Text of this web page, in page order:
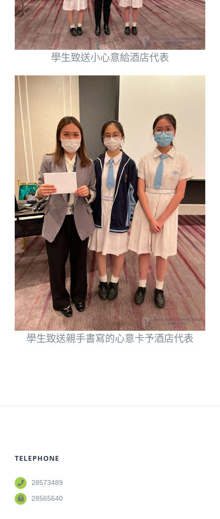
學生致送小心意給酒店代表
學生致送親手書寫的心意卡予酒店代表
TELEPHONE
28573489
28565640